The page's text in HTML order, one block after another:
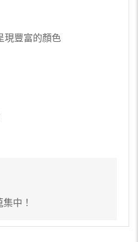
現豐富的顏色
中！